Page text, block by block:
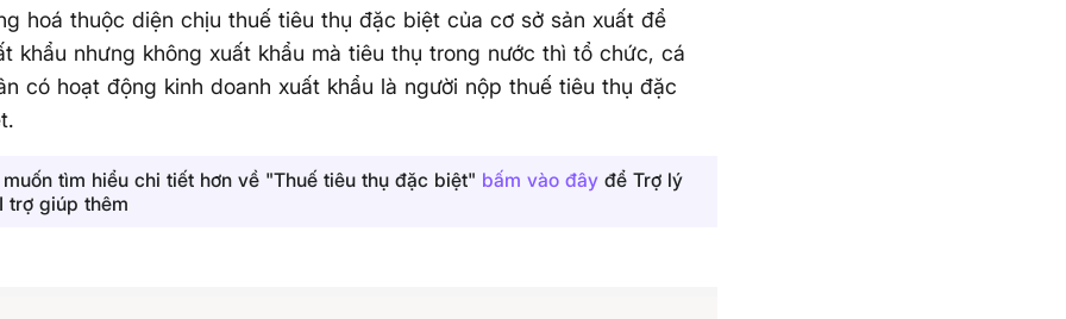
hoá thuộc diện chịu thuế tiêu thụ đặc biệt của cơ sở sản xuất để
khẩu nhưng không xuất khẩu mà tiêu thụ trong nước thì tổ chức, cá
có hoạt động kinh doanh xuất khẩu là người nộp thuế tiêu thụ đặc
muốn tìm hiểu chi tiết hơn về "Thuế tiêu thụ đặc biệt" bấm vào đâyđể Trợ lý
trợ giúp thêm